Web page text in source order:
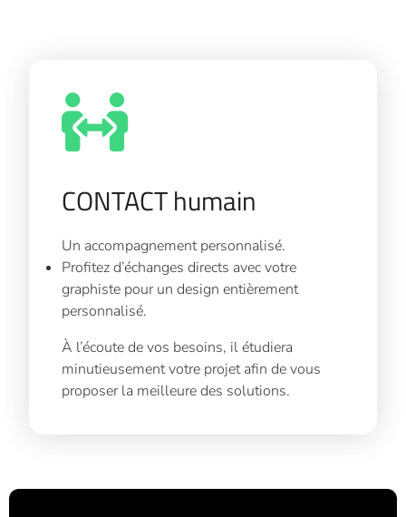
CONTACT humain
Un accompagnement personnalisé.
Profitez d’échanges directs avec votre
graphiste pour un design entièrement
personnalisé.
À l’écoute de vos besoins, il étudiera
minutieusement votre projet afin de vous
proposer la meilleure des solutions.